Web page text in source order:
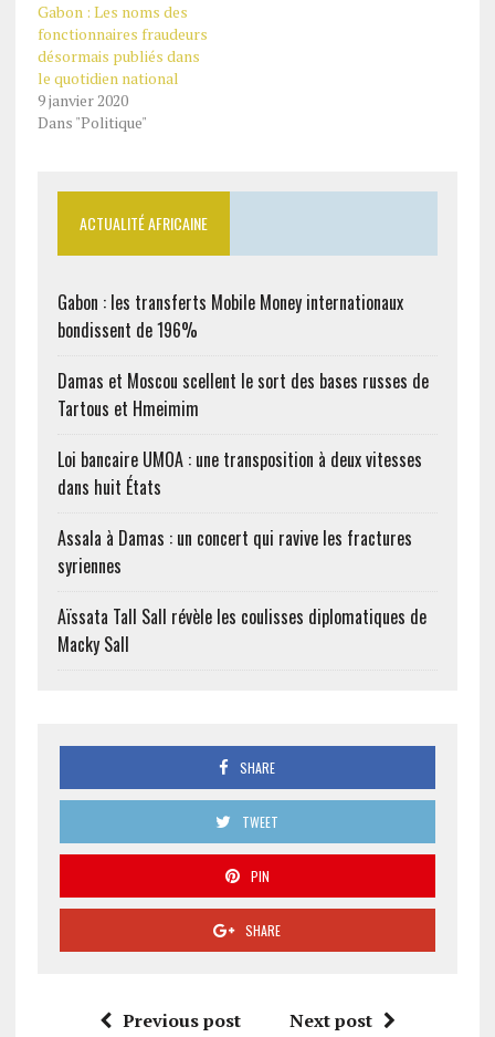
Gabon : Les noms des
fonctionnaires fraudeurs
désormais publiés dans
le quotidien national
9 janvier 2020
Dans "Politique"
ACTUALITÉ AFRICAINE
Gabon : les transferts Mobile Money internationaux
bondissent de 196%
Damas et Moscou scellent le sort des bases russes de
Tartous et Hmeimim
Loi bancaire UMOA : une transposition à deux vitesses
dans huit États
Assala à Damas : un concert qui ravive les fractures
syriennes
Aïssata Tall Sall révèle les coulisses diplomatiques de
Macky Sall
SHARE
TWEET
PIN
SHARE
Previous post Next post